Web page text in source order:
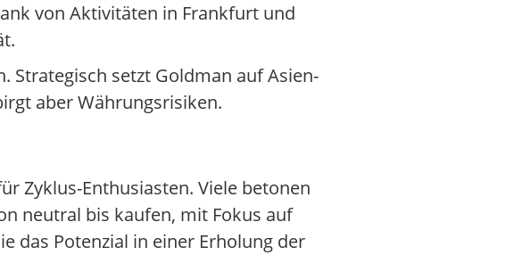
von Aktivitäten in Frankfurt und
setzt Goldman auf Asien-
aber Währungsrisiken.
Zyklus-Enthusiasten. Viele betonen
neutral bis kaufen, mit Fokus auf
das Potenzial in einer Erholung der